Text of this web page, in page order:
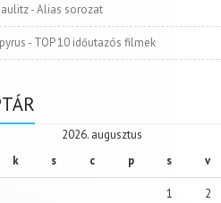
-Alias sorozat
- TOP 10 időutazós filmek
2026. augusztus
k s c p s v
1 2